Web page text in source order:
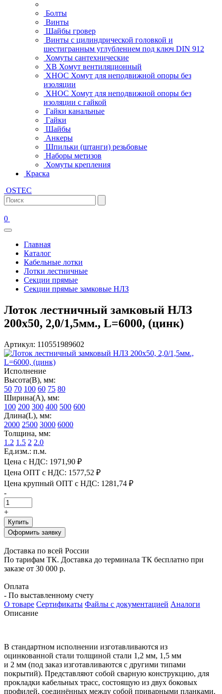
Болты
Винты
Шайбы гровер
Винты с цилиндрической головкой и
шестигранным углублением под ключ DIN 912
Хомуты сантехнические
ХВ Хомут вентиляционный
ХНОС Хомут для неподвижной опоры без
изоляции
ХНОС Хомут для неподвижной опоры без
изоляции с гайкой
Гайки канальные
Гайки
Шайбы
Анкеры
Шпильки (штанги) резьбовые
Наборы метизов
Хомуты крепления
Краска
OSTEC
0
Главная
Каталог
Кабельные лотки
Лотки лестничные
Секции прямые
Секции прямые замковые НЛЗ
Лоток лестничный замковый НЛЗ
200х50, 2,0/1,5мм., L=6000, (цинк)
Артикул: 110551989602
Исполнение
Высота(В), мм:
50 70 100 60 75 80
Ширина(А), мм:
100 200 300 400 500 600
Длина(L), мм:
2000 2500 3000 6000
Толщина, мм:
1.2 1.5 2 2.0
Ед.изм.: п.м.
Цена с НДС: 1971,90 ₽
Цена ОПТ с НДС: 1577,52 ₽
Цена крупный ОПТ с НДС: 1281,74 ₽
-
+
Купить
Оформить заявку
Доставка по всей России
По тарифам ТК. Доставка до терминала ТК бесплатно при
заказе от 30 000 р.
Оплата
- По выставленному счету
О товаре Сертификаты Файлы с документацией Аналоги
Описание
В стандартном исполнении изготавливаются из
оцинкованной стали толщиной стали 1,2 мм, 1,5 мм
и 2 мм (под заказ изготавливаются с другими типами
покрытий). Представляют собой сварную конструкцию, для
прокладки кабельных трасс, состоящую из двух боковых
профилей, соединённых между собой приварными планками.